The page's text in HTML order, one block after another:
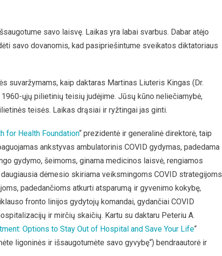
savo laisvę. Laikas yra labai svarbus. Dabar atėjo
savo dovanomis, kad pasipriešintume sveikatos diktatoriaus
suvaržymams, kaip daktaras Martinas Liuteris Kingas (Dr.
ųjų pilietinių teisių judėjime. Jūsų kūno neliečiamybė,
teisės. Laikas drąsiai ir ryžtingai jas ginti.
for Health Foundation“ prezidentė ir generalinė direktorė, taip
ankstyvas ambulatorinis COVID gydymas, padedama
gydymo, šeimoms, ginama medicinos laisvė, rengiamos
dėmesio skiriama veiksmingoms COVID strategijoms
padedančioms atkurti atsparumą ir gyvenimo kokybę,
fronto linijos gydytojų komandai, gydančiai COVID
ir mirčių skaičių. Kartu su daktaru Peteriu A.
Options to Stay Out of Hospital and Save Your Life“
ligoninės ir išsaugotumėte savo gyvybę“) bendraautorė ir